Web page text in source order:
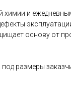
химии и
основу от
размеры